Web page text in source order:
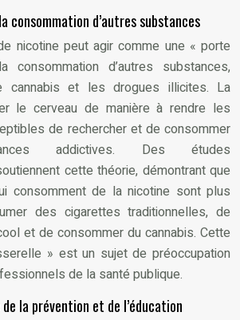
consommation d’autres substances
nicotine peut agir comme une « porte
consommation d’autres substances,
cannabis et les drogues illicites. La
le cerveau de manière à rendre les
de rechercher et de consommer
addictives. Des études
cette théorie, démontrant que
consomment de la nicotine sont plus
des cigarettes traditionnelles, de
et de consommer du cannabis. Cette
» est un sujet de préoccupation
de la santé publique.
la prévention et de l’éducation